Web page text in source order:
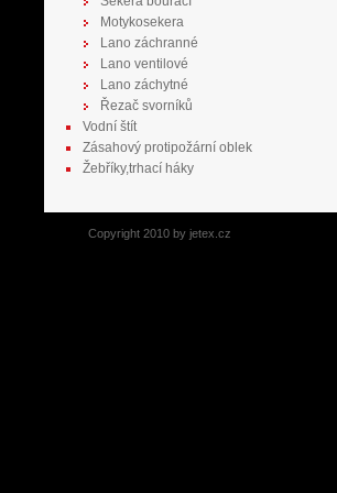
Motykosekera
Lano záchranné
Lano ventilové
Lano záchytné
Řezač svorníků
Vodní štít
Zásahový protipožární oblek
Žebříky,trhací háky
Copyright 2010 by jetex.cz